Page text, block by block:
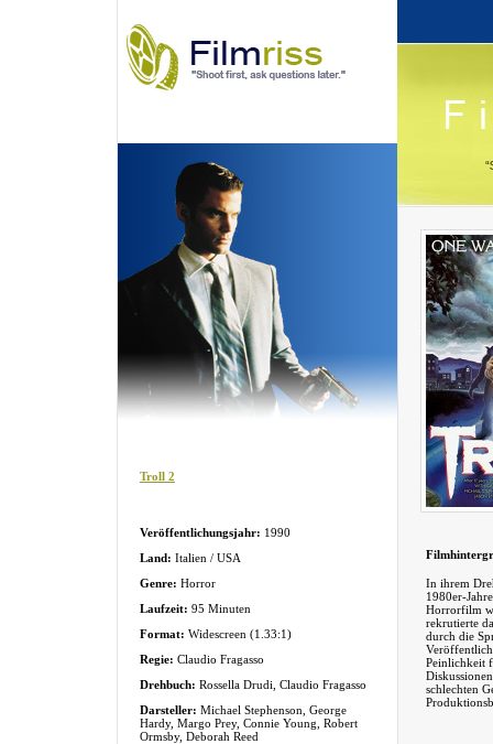
In ihrem
1980er-
Horrorfilm
rekrutierte
durch die
Peinlichkeit
schlechten
Troll 2
Veröffentlichungsjahr: 1990
Land: Italien / USA
Genre: Horror
Laufzeit: 95 Minuten
Format: Widescreen (1.33:1)
Regie: Claudio Fragasso
Drehbuch: Rossella Drudi, Claudio Fragasso
Darsteller: Michael Stephenson, George
Hardy, Margo Prey, Connie Young, Robert
Ormsby, Deborah Reed